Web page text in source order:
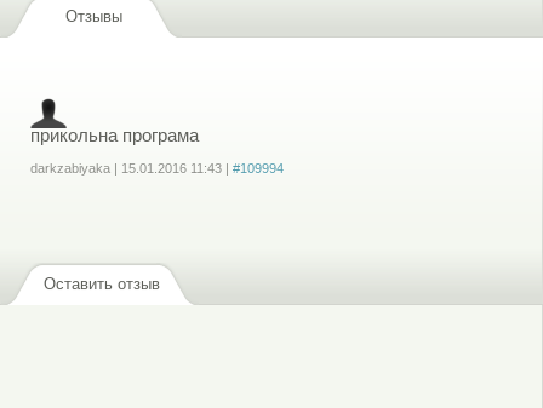
Отзывы
прикольна програма
darkzabiyaka| 15.01.2016 11:43| #109994
Оставить отзыв